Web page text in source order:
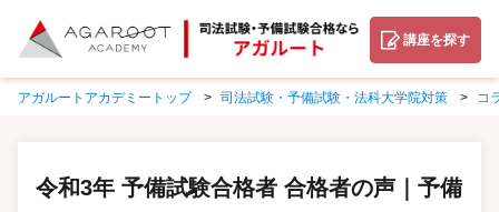
講座を探す
アガルートアカデミートップ 司法試験・予備試験・法科大学院対策 コ
令和3年 予備試験合格者 合格者の声｜予備